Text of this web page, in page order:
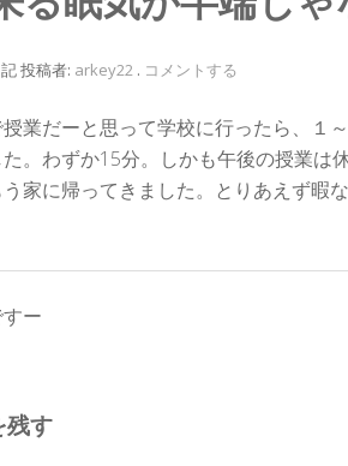
投稿者: arkey22 . コメントする
業だーと思って学校に行ったら、１
。わずか15分。しかも午後の授業は休
家に帰ってきました。とりあえず暇
ー
残す